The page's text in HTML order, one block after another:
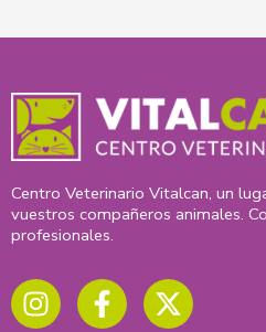
Centro Veterinario Vitalcan, un
vuestros compañeros animales.
profesionales.
n
s
a
c
-
t